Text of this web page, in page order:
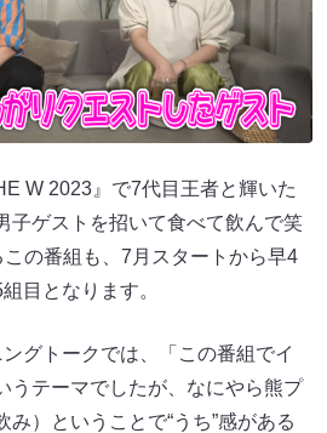
W 2023』で7代目王者と輝いた
子ゲストを招いて食べて飲んで笑
この番組も、7月スタートから早4
目となります。
グトークでは、「この番組でイ
うテーマでしたが、なにやら熊プ
み）ということで“うち”感がある